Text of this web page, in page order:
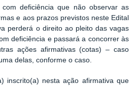
com deficiência que não observar as
e aos prazos previstos neste Edital
perderá o direito ao pleito das vagas
deficiência e passará a concorrer às
ações afirmativas (cotas) ‒ caso
delas, conforme o caso.
inscrito(a) nesta ação afirmativa que